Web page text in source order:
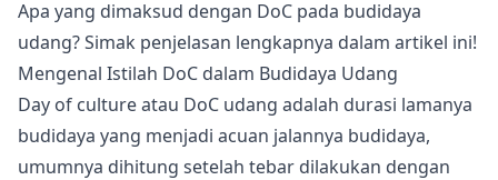
Apa yang dimaksud dengan DoC pada budidaya
udang? Simak penjelasan lengkapnya dalam artikel ini!
Mengenal Istilah DoC dalam Budidaya Udang
Day of culture atau DoC udang adalah durasi lamanya
budidaya yang menjadi acuan jalannya budidaya,
umumnya dihitung setelah tebar dilakukan dengan